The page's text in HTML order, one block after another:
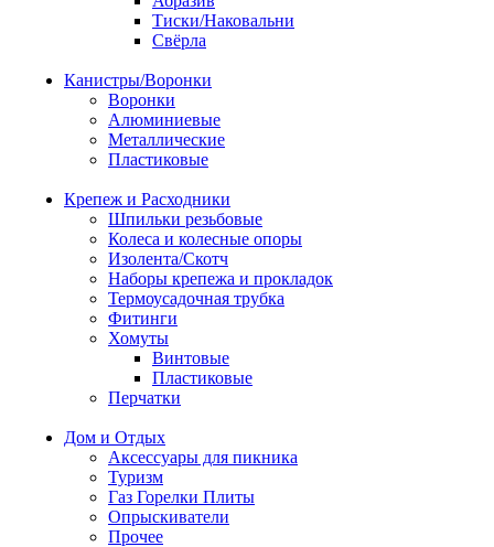
Тиски/Наковальни
Свёрла
Канистры/Воронки
Воронки
Алюминиевые
Металлические
Пластиковые
Крепеж и Расходники
Шпильки резьбовые
Колеса и колесные опоры
Изолента/Скотч
Наборы крепежа и прокладок
Термоусадочная трубка
Фитинги
Хомуты
Винтовые
Пластиковые
Перчатки
Дом и Отдых
Аксессуары для пикника
Туризм
Газ Горелки Плиты
Опрыскиватели
Прочее